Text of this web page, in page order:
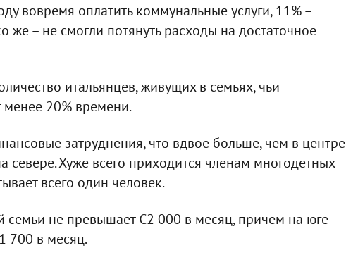
вовремя оплатить коммунальные услуги, 11% –
же – не смогли потянуть расходы на достаточное
итальянцев, живущих в семьях, чьи
20% времени.
затруднения, что вдвое больше, чем в центре
севере. Хуже всего приходится членам многодетных
всего один человек.
семьи не превышает €2 000 в месяц, причем на юге
700 в месяц.